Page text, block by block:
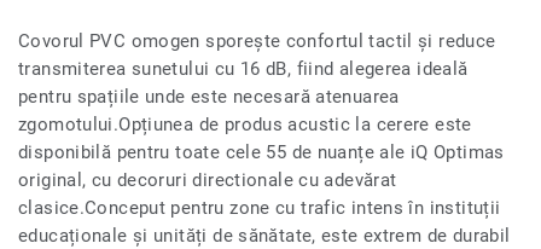
Covorul PVC omogen sporește confortul tactil și reduce
transmiterea sunetului cu 16 dB, fiind alegerea ideală
pentru spațiile unde este necesară atenuarea
zgomotului.Opțiunea de produs acustic la cerere este
disponibilă pentru toate cele 55 de nuanțe ale iQ Optimas
original, cu decoruri directionale cu adevărat
clasice.Conceput pentru zone cu trafic intens în instituții
educaționale și unități de sănătate, este extrem de durabil